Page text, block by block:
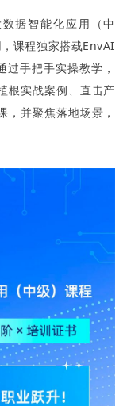
据智能化应用（中
课程独家搭载EnvAI
手把手实操教学，
根实战案例、直击产
，并聚焦落地场景，